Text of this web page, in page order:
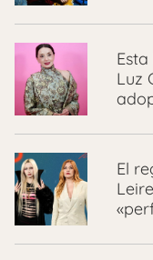
Luz
El